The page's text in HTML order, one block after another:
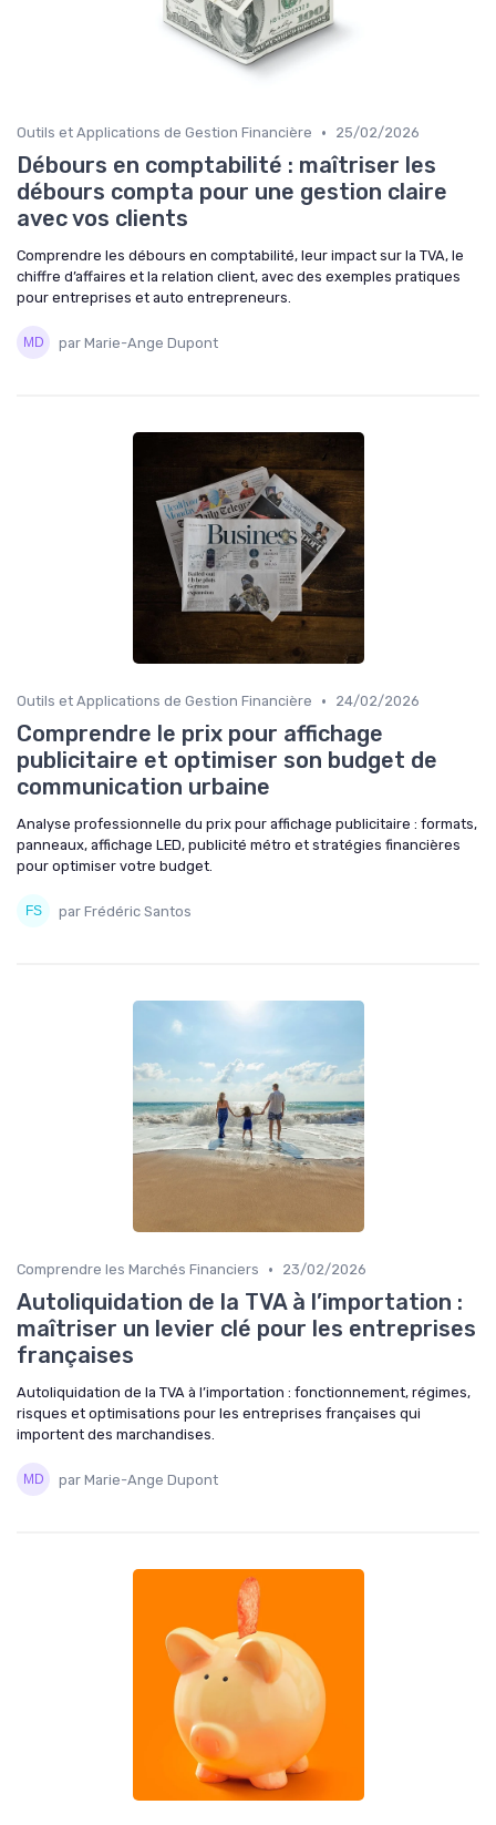
Outils et Applications de Gestion Financière • 25/02/2026
Débours en comptabilité : maîtriser les
débours compta pour une gestion claire
avec vos clients
Comprendre les débours en comptabilité, leur impact sur la TVA, le
chiffre d’affaires et la relation client, avec des exemples pratiques
pour entreprises et auto entrepreneurs.
par Marie-Ange Dupont
Outils et Applications de Gestion Financière • 24/02/2026
Comprendre le prix pour affichage
publicitaire et optimiser son budget de
communication urbaine
Analyse professionnelle du prix pour affichage publicitaire : formats,
panneaux, affichage LED, publicité métro et stratégies financières
pour optimiser votre budget.
par Frédéric Santos
Comprendre les Marchés Financiers • 23/02/2026
Autoliquidation de la TVA à l’importation :
maîtriser un levier clé pour les entreprises
françaises
Autoliquidation de la TVA à l’importation : fonctionnement, régimes,
risques et optimisations pour les entreprises françaises qui
importent des marchandises.
par Marie-Ange Dupont